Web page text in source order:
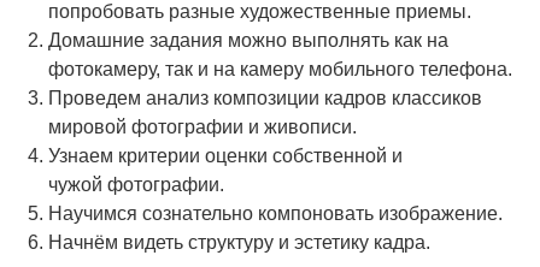
попробовать разные художественные приемы.
Домашние задания можно выполнять как на
фотокамеру, так и на камеру мобильного телефона.
Проведем анализ композиции кадров классиков
мировой фотографии и живописи.
Узнаем критерии оценки собственной и
чужой фотографии.
Научимся сознательно компоновать изображение.
Начнём видеть структуру и эстетику кадра.